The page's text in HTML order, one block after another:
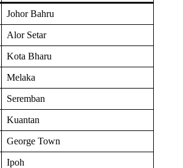
Johor Bahru
Alor Setar
Kota Bharu
Melaka
Seremban
Kuantan
George Town
Ipoh